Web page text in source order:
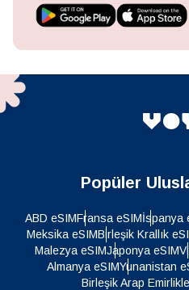
Popüler
ABD eSIMFransa eSIMİspanya
Meksika eSIMBirleşik Krallık
Malezya eSIMJaponya eSIM
Almanya eSIMYunanistan
Birleşik Arap